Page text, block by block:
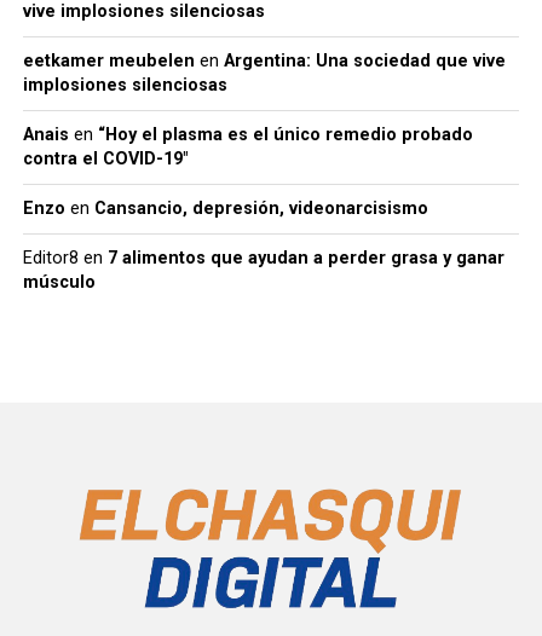
vive implosiones silenciosas
eetkamer meubelen en Argentina: Una sociedad que vive
implosiones silenciosas
Anais en “Hoy el plasma es el único remedio probado
contra el COVID-19″
Enzo en Cansancio, depresión, videonarcisismo
Editor8 en 7 alimentos que ayudan a perder grasa y ganar
músculo